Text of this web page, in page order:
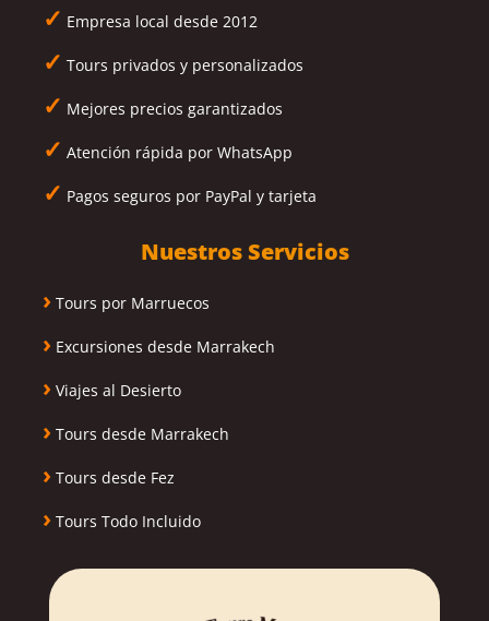
✓ Empresa local desde 2012
✓ Tours privados y personalizados
✓ Mejores precios garantizados
✓ Atención rápida por WhatsApp
✓ Pagos seguros por PayPal y tarjeta
Nuestros Servicios
› Tours por Marruecos
› Excursiones desde Marrakech
› Viajes al Desierto
› Tours desde Marrakech
› Tours desde Fez
› Tours Todo Incluido